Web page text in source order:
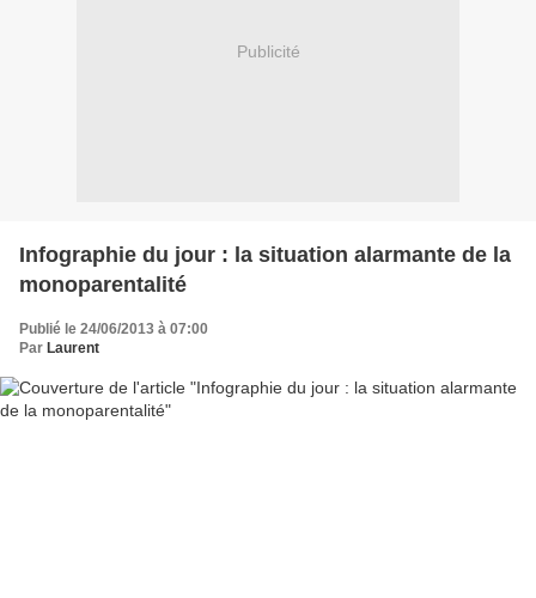
Publicité
Infographie du jour : la situation alarmante de la
monoparentalité
Publié le 24/06/2013 à 07:00
Par Laurent